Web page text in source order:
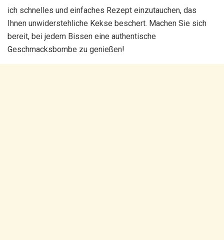
ich schnelles und einfaches Rezept einzutauchen, das
Ihnen unwiderstehliche Kekse beschert. Machen Sie sich
bereit, bei jedem Bissen eine authentische
Geschmacksbombe zu genießen!